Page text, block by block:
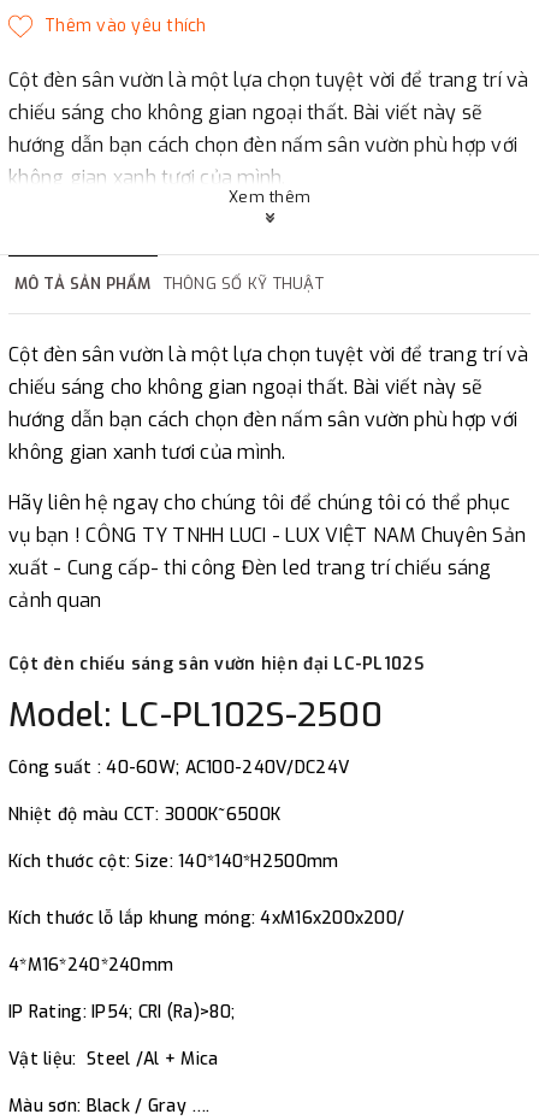
Cột đèn sân vườn là một lựa chọn tuyệt vời để trang trí và
chiếu sáng cho không gian ngoại thất. Bài viết này sẽ
hướng dẫn bạn cách chọn đèn nấm sân vườn phù hợp với
không gian xanh tươi của mình.
Hãy liên hệ ngay cho chúng tôi để chúng tôi có thể phục
vụ bạn ! CÔNG TY TNHH LUCI - LUX VIỆT NAM Chuyên Sản
xuất - Cung cấp- thi công Đèn led trang trí chiếu sáng
cảnh quan
Cột đèn chiếu sáng sân vườn hiện đại LC-PL1224
Power: 10-60W; AC100-240V,
CCT: 3000K~6500K
Size: 160*160* H1500~4000mm
IP Rating: IP54; CRI (Ra)>80;
Material: Steel or Alumium / or Iron
Xem thêm
MÔ TẢ SẢN PHẨM THÔNG SỐ KỸ THUẬT
Cột đèn sân vườn là một lựa chọn tuyệt vời để trang trí và
chiếu sáng cho không gian ngoại thất. Bài viết này sẽ
hướng dẫn bạn cách chọn đèn nấm sân vườn phù hợp với
không gian xanh tươi của mình.
Hãy liên hệ ngay cho chúng tôi để chúng tôi có thể phục
vụ bạn ! CÔNG TY TNHH LUCI - LUX VIỆT NAM Chuyên Sản
xuất - Cung cấp- thi công Đèn led trang trí chiếu sáng
cảnh quan
Cột đèn chiếu sáng sân vườn hiện đại LC-PL102S
Model: LC-PL102S-2500
Công suất : 40-60W; AC100-240V/DC24V
Nhiệt độ màu CCT: 3000K~6500K
Kích thước cột: Size: 140*140*H2500mm
Kích thước lỗ lắp khung móng: 4xM16x200x200/
4*M16*240*240mm
IP Rating: IP54; CRI (Ra)>80;
Vật liệu: Steel /Al + Mica
Màu sơn: Black / Gray ….